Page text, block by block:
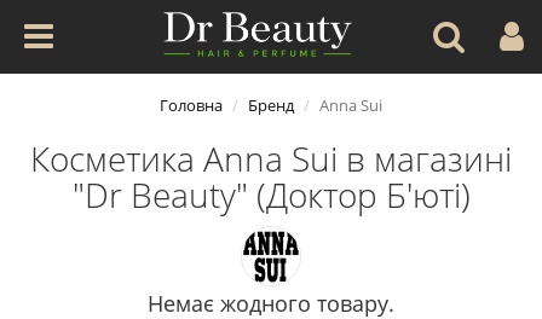
Головна Бренд Anna Sui
Косметика Anna Sui в магазині
"Dr Beauty" (Доктор Б'юті)
Немає жодного товару.